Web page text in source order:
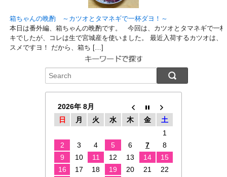
箱ちゃんの晩酌 ～カツオとタマネギで一杯ダヨ！～
本日は番外編、箱ちゃんの晩酌です。 今回は、カツオとタマネギで一
キでしたが、コレは生で宮城産を使いました。 最近入荷するカツオは、
スメですヨ！ だから、箱ち […]
2026年 8月
日
月 火 水 木 金
土
1
2
3 4 5 6 7
8
9
10 11 12 13 14
15
16
17 18 19 20 21
22